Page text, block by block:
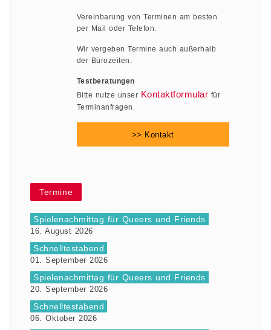
Vereinbarung von Terminen am besten
per Mail oder Telefon.
Wir vergeben Termine auch außerhalb
der Bürozeiten.
Testberatungen
Bitte nutze unser Kontaktformular für
Terminanfragen.
>> Kontakt
Termine
Spielenachmittag für Queers und Friends
16. August 2026
Schnelltestabend
01. September 2026
Spielenachmittag für Queers und Friends
20. September 2026
Schnelltestabend
06. Oktober 2026